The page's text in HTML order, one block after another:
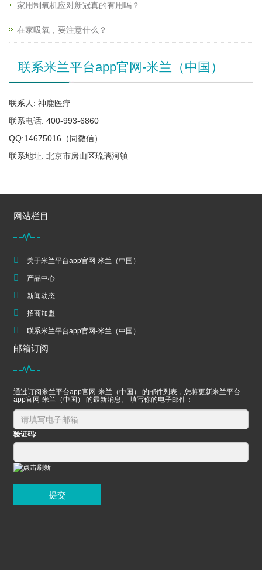
家用制氧机应对新冠真的有用吗？
在家吸氧，要注意什么？
联系米兰平台app官网-米兰（中国）
联系人: 神鹿医疗
联系电话: 400-993-6860
QQ:14675016（同微信）
联系地址: 北京市房山区琉璃河镇
网站栏目
关于米兰平台app官网-米兰（中国）
产品中心
新闻动态
招商加盟
联系米兰平台app官网-米兰（中国）
邮箱订阅
通过订阅米兰平台app官网-米兰（中国） 的邮件列表，您将更新米兰平台
app官网-米兰（中国） 的最新消息。 填写你的电子邮件：
验证码:
提交